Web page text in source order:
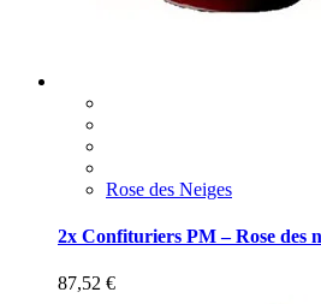
Rose des Neiges
2x Confituriers PM – Rose des
87,52 €